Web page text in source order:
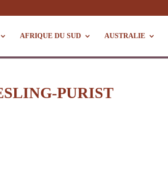
AFRIQUE DU SUD AUSTRALIE
PURIST